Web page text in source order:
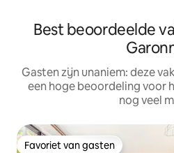
Best beoordeelde
Gasten zijn unaniem: deze
een hoge beoordeling voor
nog veel
Favoriet van gasten